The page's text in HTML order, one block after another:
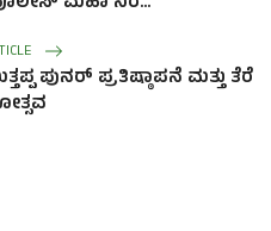
ಪುನರ್ ಪ್ರತಿಷ್ಠಾಪನೆ ಮತ್ತು ತೆರೆ